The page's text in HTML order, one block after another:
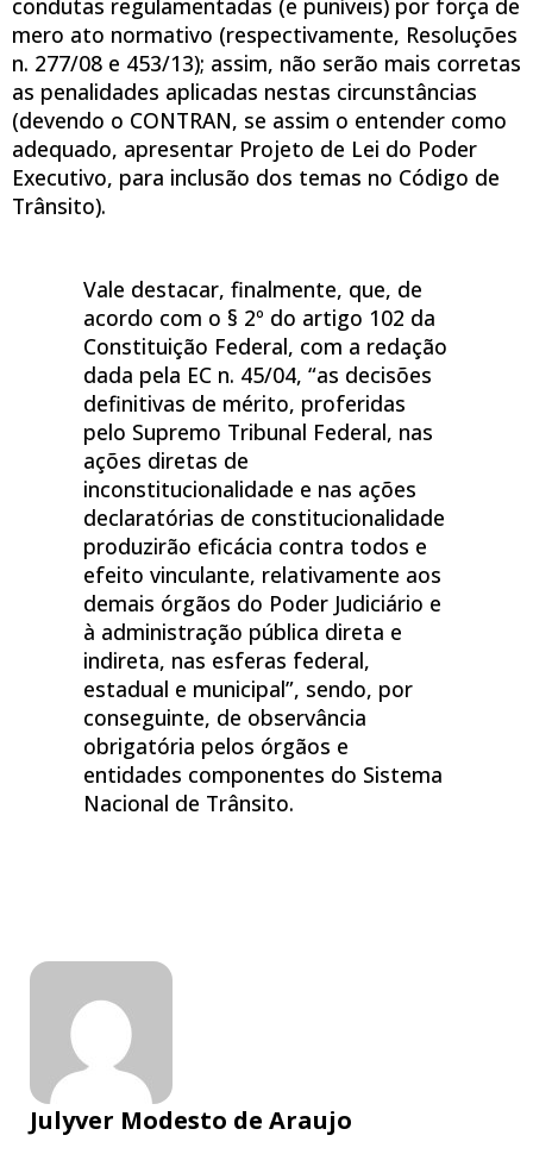
mero ato normativo (respectivamente, Resoluções
n. 277/08 e 453/13); assim, não serão mais corretas
as penalidades aplicadas nestas circunstâncias
(devendo o CONTRAN, se assim o entender como
adequado, apresentar Projeto de Lei do Poder
Executivo, para inclusão dos temas no Código de
Trânsito).
Vale destacar, finalmente, que, de
acordo com o § 2º do artigo 102 da
Constituição Federal, com a redação
dada pela EC n. 45/04, “as decisões
definitivas de mérito, proferidas
pelo Supremo Tribunal Federal, nas
ações diretas de
inconstitucionalidade e nas ações
declaratórias de constitucionalidade
produzirão eficácia contra todos e
efeito vinculante, relativamente aos
demais órgãos do Poder Judiciário e
à administração pública direta e
indireta, nas esferas federal,
estadual e municipal”, sendo, por
conseguinte, de observância
obrigatória pelos órgãos e
entidades componentes do Sistema
Nacional de Trânsito.
Julyver Modesto de Araujo